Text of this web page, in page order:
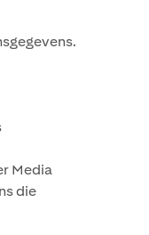
Media
die